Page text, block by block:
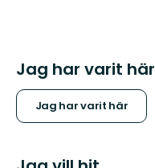
Jag har varit här
Jag har varit här